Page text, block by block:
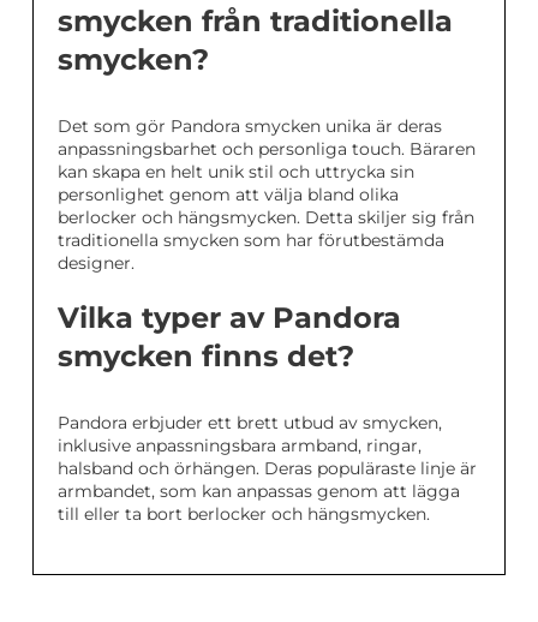
smycken från traditionella
smycken?
Det som gör Pandora smycken unika är deras
anpassningsbarhet och personliga touch. Bäraren
kan skapa en helt unik stil och uttrycka sin
personlighet genom att välja bland olika
berlocker och hängsmycken. Detta skiljer sig från
traditionella smycken som har förutbestämda
designer.
Vilka typer av Pandora
smycken finns det?
Pandora erbjuder ett brett utbud av smycken,
inklusive anpassningsbara armband, ringar,
halsband och örhängen. Deras populäraste linje är
armbandet, som kan anpassas genom att lägga
till eller ta bort berlocker och hängsmycken.